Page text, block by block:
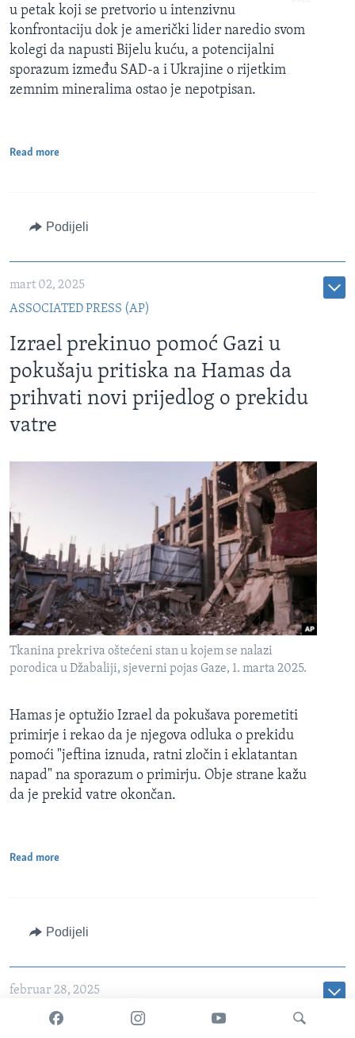
u petak koji se pretvorio u intenzivnu
konfrontaciju dok je američki lider naredio svom
kolegi da napusti Bijelu kuću, a potencijalni
sporazum između SAD-a i Ukrajine o rijetkim
zemnim mineralima ostao je nepotpisan.
Read more
Podijeli
mart 02, 2025
ASSOCIATED PRESS (AP)
Izrael prekinuo pomoć Gazi u
pokušaju pritiska na Hamas da
prihvati novi prijedlog o prekidu
vatre
Tkanina prekriva oštećeni stan u kojem se nalazi
porodica u Džabaliji, sjeverni pojas Gaze, 1. marta 2025.
Hamas je optužio Izrael da pokušava poremetiti
primirje i rekao da je njegova odluka o prekidu
pomoći "jeftina iznuda, ratni zločin i eklatantan
napad" na sporazum o primirju. Obje strane kažu
da je prekid vatre okončan.
Read more
Podijeli
februar 28, 2025
Patsy Widakuswara